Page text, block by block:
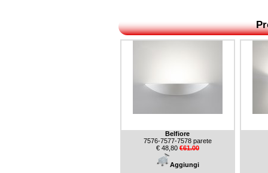
Belfiore
7576-7577-7578 parete
€ 48,80 €61.00
Aggiungi